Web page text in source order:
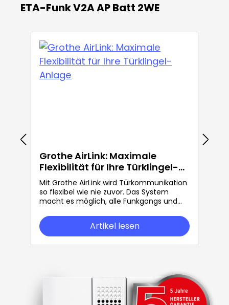
ETA-Funk V2A AP Batt 2WE
Grothe AirLink: Maximale
Flexibilität für Ihre Türklingel-
Anlage
Mit Grothe AirLink wird Türkommunikation
so flexibel wie nie zuvor. Das System
macht es möglich, alle Funkgongs und
zu kombinieren – ganz nach Ihren
individuellen Bedürfnissen.
Artikel lesen